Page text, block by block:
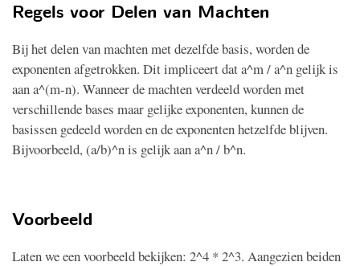
Regels voor Delen van Machten
Bij het delen van machten met dezelfde basis, worden de
exponenten afgetrokken. Dit impliceert dat a^m / a^n gelijk is
aan a^(m-n). Wanneer de machten verdeeld worden met
verschillende bases maar gelijke exponenten, kunnen de
basissen gedeeld worden en de exponenten hetzelfde blijven.
Bijvoorbeeld, (a/b)^n is gelijk aan a^n / b^n.
Voorbeeld
Laten we een voorbeeld bekijken: 2^4 * 2^3. Aangezien beiden